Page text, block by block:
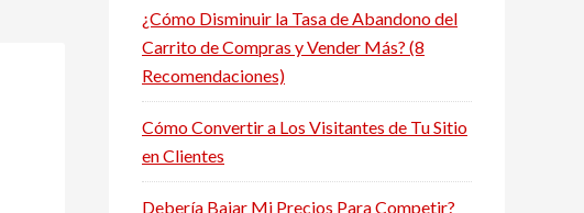
¿Cómo Disminuir la Tasa de Abandono del
Carrito de Compras y Vender Más? (8
Recomendaciones)
Cómo Convertir a Los Visitantes de Tu Sitio
en Clientes
Debería Bajar Mi Precios Para Competir?